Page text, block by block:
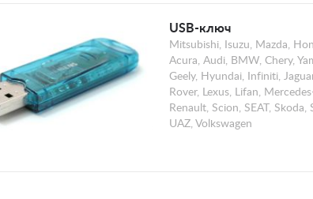
USB-ключ
Mitsubishi, Isuzu, Mazda,
Acura, Audi, BMW, Chery,
Geely, Hyundai, Infiniti,
Rover, Lexus, Lifan,
Renault, Scion, SEAT, Skoda,
UAZ, Volkswagen